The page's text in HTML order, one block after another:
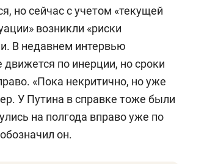
но сейчас с учетом «текущей
возникли «риски
В недавнем интервью
по инерции, но сроки
«Пока некритично, но уже
У Путина в справке тоже были
на полгода вправо уже по
он.